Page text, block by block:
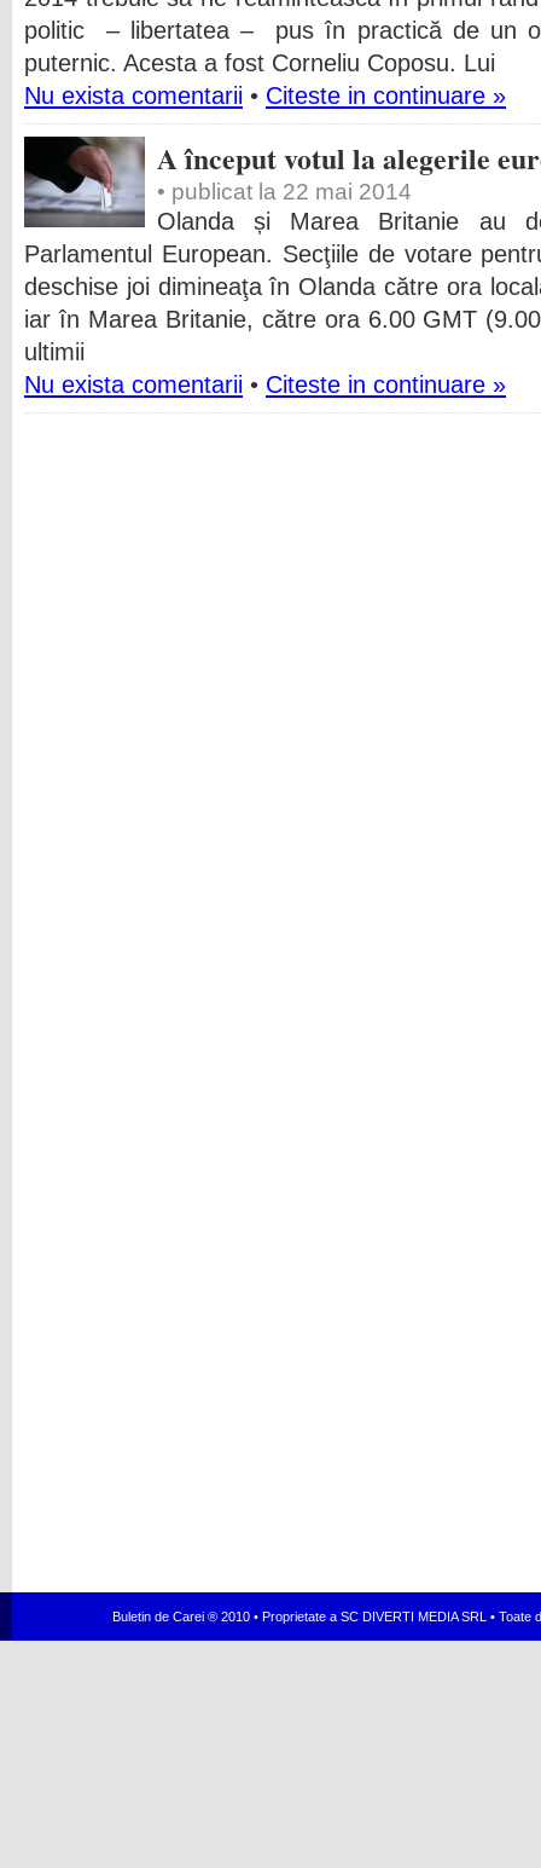
politic – libertatea – pus în practică de un
puternic. Acesta a fost Corneliu Coposu. Lui
Nu exista comentarii • Citeste in continuare »
A început votul la alegerile
• publicat la 22 mai 2014
Olanda și Marea Britanie au
Parlamentul European. Secţiile de votare
deschise joi dimineaţa în Olanda către ora
iar în Marea Britanie, către ora 6.00 GMT
ultimii
Nu exista comentarii • Citeste in continuare »
Buletin de Carei ® 2010 • Proprietate a SC DIVERTI MEDIA SRL •